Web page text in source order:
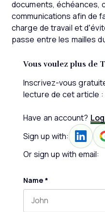
documents, échéances,
communications afin de
charge de travail et
passe entre les mailles
Vous voulez plus de
Inscrivez-vous
lecture de cet article :
Have an account?
Sign up with:
Or sign up with email:
Name *